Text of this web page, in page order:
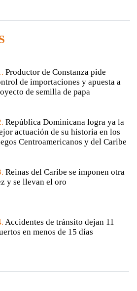
Productor de Constanza pide
de importaciones y apuesta a
de semilla de papa
República Dominicana logra ya la
actuación de su historia en los
Centroamericanos y del Caribe
Reinas del Caribe se imponen otra
y se llevan el oro
Accidentes de tránsito dejan 11
en menos de 15 días